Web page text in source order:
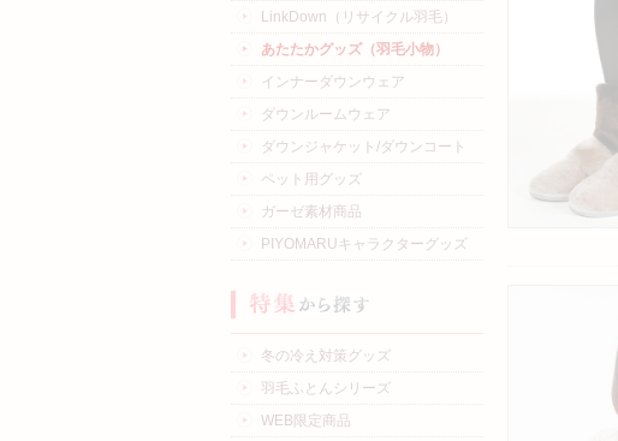
LinkDown（リサイクル羽毛）
あたたかグッズ（羽毛小物）
インナーダウンウェア
ダウンルームウェア
ダウンジャケット/ダウンコート
ペット用グッズ
ガーゼ素材商品
PIYOMARUキャラクターグッズ
冬の冷え対策グッズ
羽毛ふとんシリーズ
WEB限定商品